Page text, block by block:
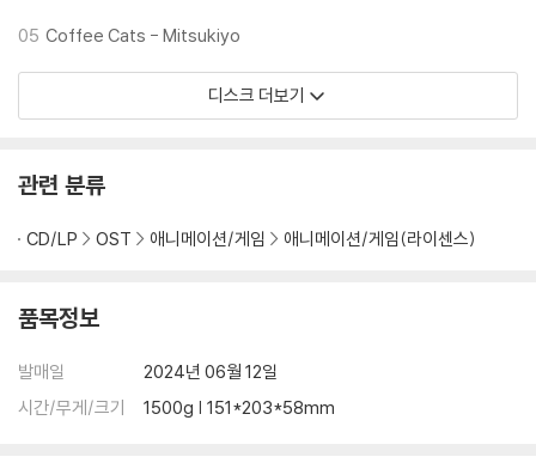
05 Coffee Cats - Mitsukiyo
디스크 더보기
관련 분류
CD/LP OST 애니메이션/게임 애니메이션/게임(라이센스)
품목정보
발매일
2024년 06월 12일
시간/무게/크기
1500g | 151*203*58mm